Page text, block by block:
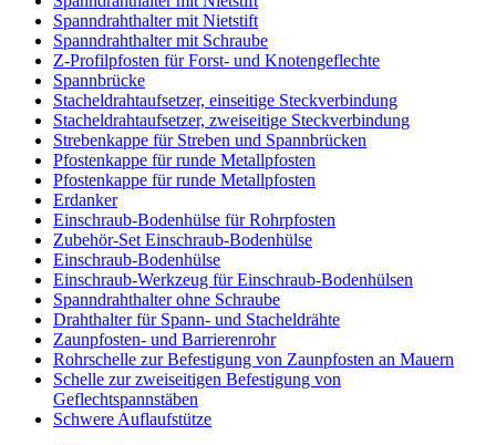
Spanndrahthalter mit Nietstift
Spanndrahthalter mit Schraube
Z-Profilpfosten für Forst- und Knotengeflechte
Spannbrücke
Stacheldrahtaufsetzer, einseitige Steckverbindung
Stacheldrahtaufsetzer, zweiseitige Steckverbindung
Strebenkappe für Streben und Spannbrücken
Pfostenkappe für runde Metallpfosten
Pfostenkappe für runde Metallpfosten
Erdanker
Einschraub-Bodenhülse für Rohrpfosten
Zubehör-Set Einschraub-Bodenhülse
Einschraub-Bodenhülse
Einschraub-Werkzeug für Einschraub-Bodenhülsen
Spanndrahthalter ohne Schraube
Drahthalter für Spann- und Stacheldrähte
Zaunpfosten- und Barrierenrohr
Rohrschelle zur Befestigung von Zaunpfosten an Mauern
Schelle zur zweiseitigen Befestigung von
Geflechtspannstäben
Schwere Auflaufstütze